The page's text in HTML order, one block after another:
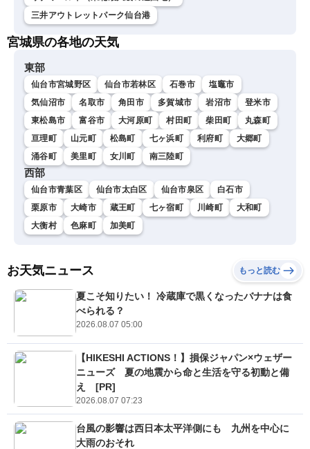
三井アウトレットパーク仙台港
宮城県の各地の天気
東部
仙台市宮城野区 仙台市若林区 石巻市
塩竈市
気仙沼市
名取市 角田市 多賀城市 岩沼市
登米市
東松島市
富谷市 大河原町 村田町 柴田町
丸森町
亘理町
山元町 松島町 七ヶ浜町 利府町
大郷町
涌谷町
美里町 女川町 南三陸町
西部
仙台市青葉区 仙台市太白区 仙台市泉区
白石市
栗原市
大崎市 蔵王町 七ヶ宿町 川崎町
大和町
大衡村
色麻町 加美町
お天気ニュース もっと読む
夏こそ知りたい！ 冷蔵庫で黒くなったバナナは食
べられる？
2026.08.07 05:00
【HIKESHI ACTIONS！】損保ジャパン×ウェザー
ニューズ 夏の地震から命と生活を守る初動と備
え [PR]
2026.08.07 07:23
台風の影響は西日本太平洋側にも 九州を中心に
大雨のおそれ